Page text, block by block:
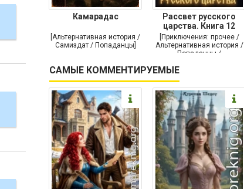
Камарадас
[Альтернативная история /
Самиздат / Попаданцы]
Рассвет русского
царства. Книга 12
[Приключения: прочее /
Альтернативная история /
Попаданцы /
приключения]
САМЫЕ КОММЕНТИРУЕМЫЕ